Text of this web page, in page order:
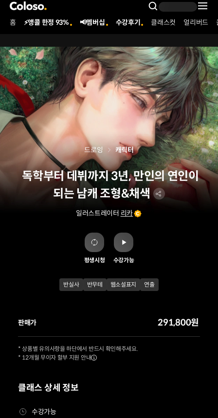
콜로소
Search
Coloso Menu
홈 ⚡앵콜 한정 93% 📢멤버십 수강후기 클래스컷 얼리버드
독학부터 데뷔까지 3년, 만인의 연인이
되는 남캐 조형&채색
일러스트레이터 리카
드로잉 캐릭터
평생시청 수강가능
반실사 반무테 웹소설표지 연출
클래스 상세 정보
수강가능
판매가 291,800원
* 상품별 유의사항을 하단에서 반드시 확인해주세요.
* 12개월 무이자 할부 지원 안내